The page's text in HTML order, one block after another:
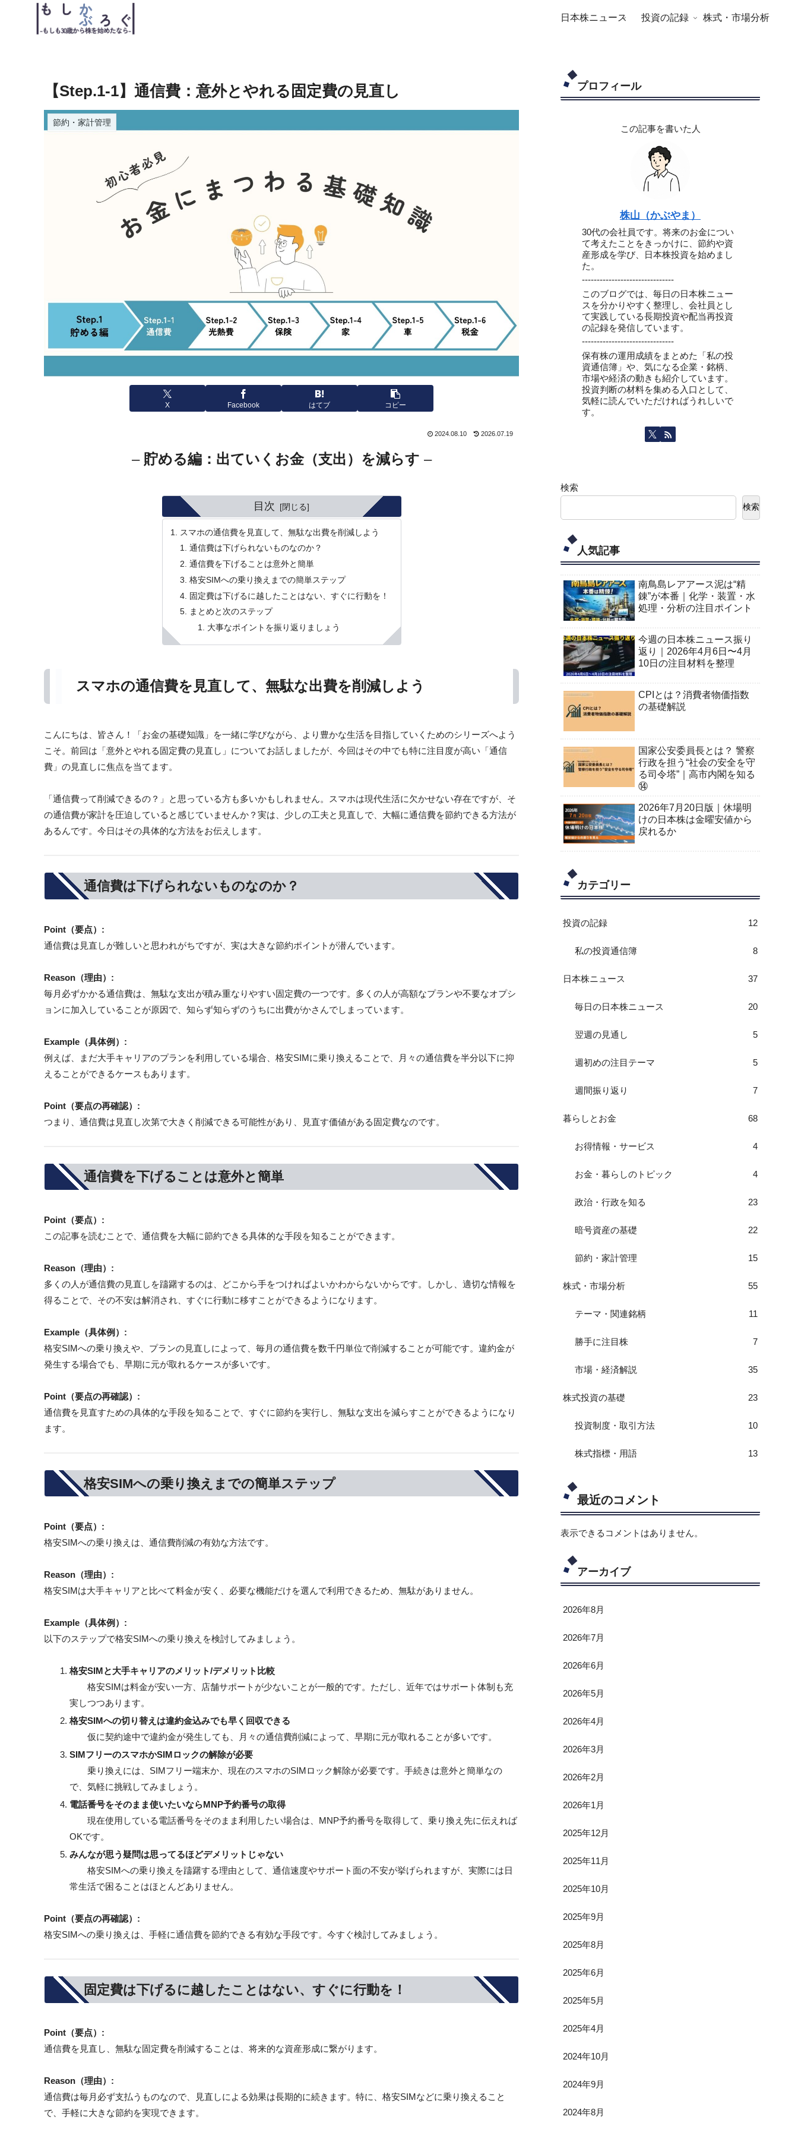
日本株ニュース 投資の記録 株式・市場分析
【Step.1-1】通信費：意外とやれる固定費の見直し
節約・家計管理
X Facebook はてブ コピー
2024.08.10 2026.07.19
– 貯める編：出ていくお金（支出）を減らす –
目次
スマホの通信費を見直して、無駄な出費を削減しよう
通信費は下げられないものなのか？
通信費を下げることは意外と簡単
格安SIMへの乗り換えまでの簡単ステップ
固定費は下げるに越したことはない、すぐに行動を！
まとめと次のステップ
大事なポイントを振り返りましょう
スマホの通信費を見直して、無駄な出費を削減しよう
こんにちは、皆さん！「お金の基礎知識」を一緒に学びながら、より豊かな生活を目指していくためのシリーズへよう
こそ。前回は「意外とやれる固定費の見直し」についてお話しましたが、今回はその中でも特に注目度が高い「通信
費」の見直しに焦点を当てます。
「通信費って削減できるの？」と思っている方も多いかもしれません。スマホは現代生活に欠かせない存在ですが、そ
の通信費が家計を圧迫していると感じていませんか？実は、少しの工夫と見直しで、大幅に通信費を節約できる方法が
あるんです。今日はその具体的な方法をお伝えします。
通信費は下げられないものなのか？
Point（要点）:
通信費は見直しが難しいと思われがちですが、実は大きな節約ポイントが潜んでいます。
Reason（理由）:
毎月必ずかかる通信費は、無駄な支出が積み重なりやすい固定費の一つです。多くの人が高額なプランや不要なオプシ
ョンに加入していることが原因で、知らず知らずのうちに出費がかさんでしまっています。
Example（具体例）:
例えば、まだ大手キャリアのプランを利用している場合、格安SIMに乗り換えることで、月々の通信費を半分以下に抑
えることができるケースもあります。
Point（要点の再確認）:
つまり、通信費は見直し次第で大きく削減できる可能性があり、見直す価値がある固定費なのです。
通信費を下げることは意外と簡単
Point（要点）:
この記事を読むことで、通信費を大幅に節約できる具体的な手段を知ることができます。
Reason（理由）:
多くの人が通信費の見直しを躊躇するのは、どこから手をつければよいかわからないからです。しかし、適切な情報を
得ることで、その不安は解消され、すぐに行動に移すことができるようになります。
Example（具体例）:
格安SIMへの乗り換えや、プランの見直しによって、毎月の通信費を数千円単位で削減することが可能です。違約金が
発生する場合でも、早期に元が取れるケースが多いです。
Point（要点の再確認）:
通信費を見直すための具体的な手段を知ることで、すぐに節約を実行し、無駄な支出を減らすことができるようになり
ます。
格安SIMへの乗り換えまでの簡単ステップ
Point（要点）:
格安SIMへの乗り換えは、通信費削減の有効な方法です。
Reason（理由）:
格安SIMは大手キャリアと比べて料金が安く、必要な機能だけを選んで利用できるため、無駄がありません。
Example（具体例）:
以下のステップで格安SIMへの乗り換えを検討してみましょう。
格安SIMと大手キャリアのメリット/デメリット比較
格安SIMは料金が安い一方、店舗サポートが少ないことが一般的です。ただし、近年ではサポート体制も充
実しつつあります。
格安SIMへの切り替えは違約金込みでも早く回収できる
仮に契約途中で違約金が発生しても、月々の通信費削減によって、早期に元が取れることが多いです。
SIMフリーのスマホかSIMロックの解除が必要
乗り換えには、SIMフリー端末か、現在のスマホのSIMロック解除が必要です。手続きは意外と簡単なの
で、気軽に挑戦してみましょう。
電話番号をそのまま使いたいならMNP予約番号の取得
現在使用している電話番号をそのまま利用したい場合は、MNP予約番号を取得して、乗り換え先に伝えれば
OKです。
みんなが思う疑問は思ってるほどデメリットじゃない
格安SIMへの乗り換えを躊躇する理由として、通信速度やサポート面の不安が挙げられますが、実際には日
常生活で困ることはほとんどありません。
Point（要点の再確認）:
格安SIMへの乗り換えは、手軽に通信費を節約できる有効な手段です。今すぐ検討してみましょう。
固定費は下げるに越したことはない、すぐに行動を！
Point（要点）:
通信費を見直し、無駄な固定費を削減することは、将来的な資産形成に繋がります。
Reason（理由）:
通信費は毎月必ず支払うものなので、見直しによる効果は長期的に続きます。特に、格安SIMなどに乗り換えること
で、手軽に大きな節約を実現できます。
プロフィール
この記事を書いた人
株山（かぶやま）
30代の会社員です。将来のお金につい
て考えたことをきっかけに、節約や資
産形成を学び、日本株投資を始めまし
た。
-------------------------------
このブログでは、毎日の日本株ニュー
スを分かりやすく整理し、会社員とし
て実践している長期投資や配当再投資
の記録を発信しています。
-------------------------------
保有株の運用成績をまとめた「私の投
資通信簿」や、気になる企業・銘柄、
市場や経済の動きも紹介しています。
投資判断の材料を集める入口として、
気軽に読んでいただければうれしいで
す。
検索
検索
人気記事
南鳥島レアアース泥は“精
錬”が本番｜化学・装置・水
処理・分析の注目ポイント
今週の日本株ニュース振り
返り｜2026年4月6日〜4月
10日の注目材料を整理
CPIとは？消費者物価指数
の基礎解説
国家公安委員長とは？ 警察
行政を担う“社会の安全を守
る司令塔”｜高市内閣を知る
⑭
2026年7月20日版｜休場明
けの日本株は金曜安値から
戻れるか
カテゴリー
投資の記録 12
私の投資通信簿 8
日本株ニュース 37
毎日の日本株ニュース 20
翌週の見通し 5
週初めの注目テーマ 5
週間振り返り 7
暮らしとお金 68
お得情報・サービス 4
お金・暮らしのトピック 4
政治・行政を知る 23
暗号資産の基礎 22
節約・家計管理 15
株式・市場分析 55
テーマ・関連銘柄 11
勝手に注目株 7
市場・経済解説 35
株式投資の基礎 23
投資制度・取引方法 10
株式指標・用語 13
最近のコメント
表示できるコメントはありません。
アーカイブ
2026年8月
2026年7月
2026年6月
2026年5月
2026年4月
2026年3月
2026年2月
2026年1月
2025年12月
2025年11月
2025年10月
2025年9月
2025年8月
2025年6月
2025年5月
2025年4月
2024年10月
2024年9月
2024年8月